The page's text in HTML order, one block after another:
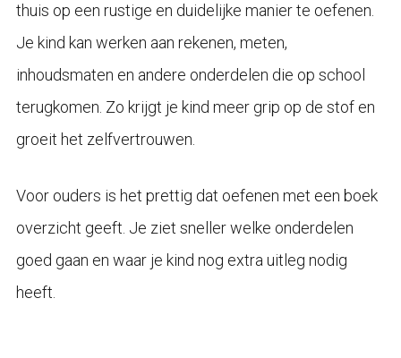
thuis op een rustige en duidelijke manier te oefenen.
Je kind kan werken aan rekenen, meten,
inhoudsmaten en andere onderdelen die op school
terugkomen. Zo krijgt je kind meer grip op de stof en
groeit het zelfvertrouwen.
Voor ouders is het prettig dat oefenen met een boek
overzicht geeft. Je ziet sneller welke onderdelen
goed gaan en waar je kind nog extra uitleg nodig
heeft.